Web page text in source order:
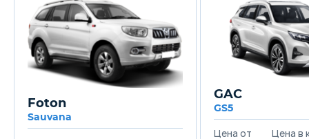
Foton
Sauvana
GAC
GS5